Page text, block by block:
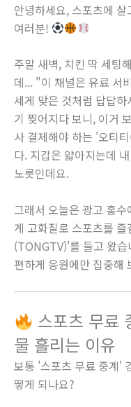
안녕하세요, 스포츠에
여러분!
주말 새벽, 치킨 딱 세팅
데... "이 채널은 유료 서
세게 맞은 것처럼 답답
기 찢어지다 보니, 이거
사 결제해야 하는 '오티
다. 지갑은 얇아지는데
노릇인데요.
그래서 오늘은 광고 홍
게 고화질로 스포츠를
(TONGTV)'를 들고 왔
편하게 응원에만 집중해
스포츠 무료
물 흘리는 이유
보통 '스포츠 무료 중계'
떻게 되나요?